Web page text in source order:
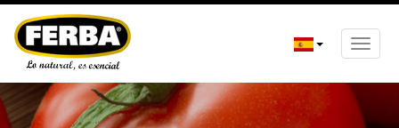
Pasar
al
contenido
Toggle